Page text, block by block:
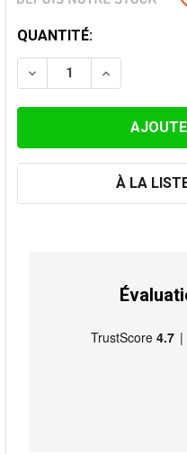
STOCK
ACTUEL:
QUANTITÉ:
DIMINUER LA
À LA